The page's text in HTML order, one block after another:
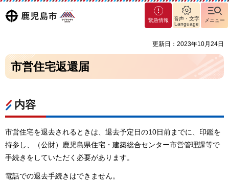
鹿児島
マグ
マシ
島市
緊急情報
音声・文字
Language
メニュー
更新日：2023年10月24日
市営住宅返還届
内容
市営住宅を退去されるときは、退去予定日の10日前までに、印鑑を
持参し、（公財）鹿児島県住宅・建築総合センター市営管理課等で
手続きをしていただく必要があります。
電話での退去手続きはできません。